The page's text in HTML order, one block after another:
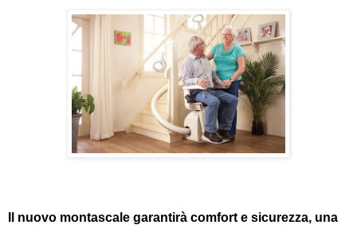
Il nuovo montascale garantirà comfort e sicurezza, una